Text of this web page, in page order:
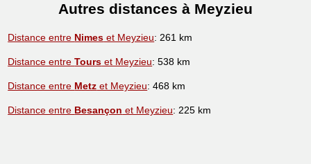
Autres distances à Meyzieu
Distance entre Nimes et Meyzieu: 261 km
Distance entreTours et Meyzieu: 538 km
Distance entre Metz et Meyzieu: 468 km
Distance entre Besançon et Meyzieu: 225 km